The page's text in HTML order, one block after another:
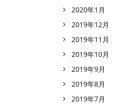
2020年1月
2019年12月
2019年11月
2019年10月
2019年9月
2019年8月
2019年7月